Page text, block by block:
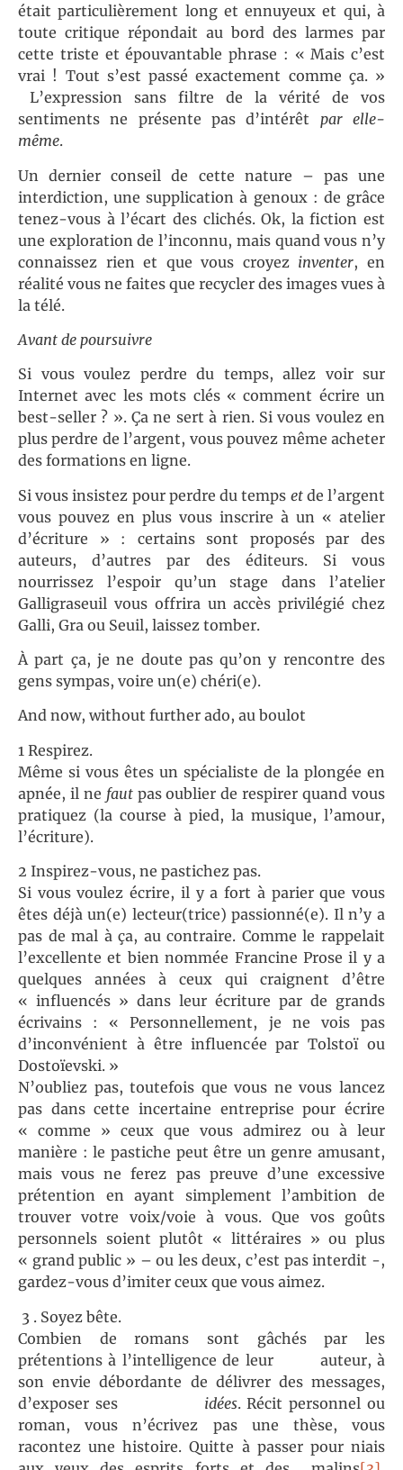
était particulièrement long et ennuyeux et qui, à
toute critique répondait au bord des larmes par
cette triste et épouvantable phrase : « Mais c’est
vrai ! Tout s’est passé exactement comme ça. »
L’expression sans filtre de la vérité de vos
sentiments ne présente pas d’intérêt par elle-
même.
Un dernier conseil de cette nature – pas une
interdiction, une supplication à genoux : de grâce
tenez-vous à l’écart des clichés. Ok, la fiction est
une exploration de l’inconnu, mais quand vous n’y
connaissez rien et que vous croyez inventer, en
réalité vous ne faites que recycler des images vues à
la télé.
Avant de poursuivre
Si vous voulez perdre du temps, allez voir sur
Internet avec les mots clés « comment écrire un
best-seller ? ». Ça ne sert à rien. Si vous voulez en
plus perdre de l’argent, vous pouvez même acheter
des formations en ligne.
Si vous insistez pour perdre du temps etde l’argent
vous pouvez en plus vous inscrire à un « atelier
d’écriture » : certains sont proposés par des
auteurs, d’autres par des éditeurs. Si vous
nourrissez l’espoir qu’un stage dans l’atelier
Galligraseuil vous offrira un accès privilégié chez
Galli, Gra ou Seuil, laissez tomber.
À part ça, je ne doute pas qu’on y rencontre des
gens sympas, voire un(e) chéri(e).
And now, without further ado, au boulot
1 Respirez.
Même si vous êtes un spécialiste de la plongée en
apnée, il ne fautpas oublier de respirer quand vous
pratiquez (la course à pied, la musique, l’amour,
l’écriture).
2 Inspirez-vous, ne pastichez pas.
Si vous voulez écrire, il y a fort à parier que vous
êtes déjà un(e) lecteur(trice) passionné(e). Il n’y a
pas de mal à ça, au contraire. Comme le rappelait
l’excellente et bien nommée Francine Prose il y a
quelques années à ceux qui craignent d’être
« influencés » dans leur écriture par de grands
écrivains : « Personnellement, je ne vois pas
d’inconvénient à être influencée par Tolstoï ou
Dostoïevski. »
N’oubliez pas, toutefois que vous ne vous lancez
pas dans cette incertaine entreprise pour écrire
« comme » ceux que vous admirez ou à leur
manière : le pastiche peut être un genre amusant,
mais vous ne ferez pas preuve d’une excessive
prétention en ayant simplement l’ambition de
trouver votre voix/voie à vous. Que vos goûts
personnels soient plutôt « littéraires » ou plus
« grand public » – ou les deux, c’est pas interdit -,
gardez-vous d’imiter ceux que vous aimez.
3 . Soyez bête.
Combien de romans sont gâchés par les
prétentions à l’intelligence de leur auteur, à
son envie débordante de délivrer des messages,
d’exposer ses idées. Récit personnel ou
roman, vous n’écrivez pas une thèse, vous
racontez une histoire. Quitte à passer pour niais